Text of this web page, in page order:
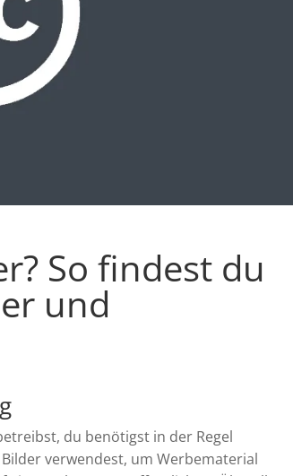
So findest du
und
du benötigst in der Regel
verwendest, um Werbematerial